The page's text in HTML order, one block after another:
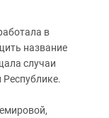
в
название
случаи